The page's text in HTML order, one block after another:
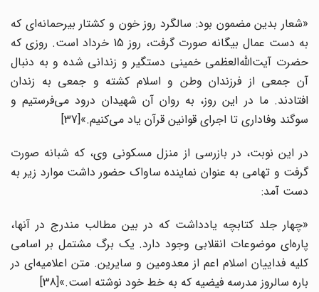
«شعار بدین مضمون بود: سالگرد روز خون و کشتار بیرحمانه‌ای که
به دست عمال بیگانه صورت گرفت، روز 15 خرداد است. روزی که
حضرت آیت‌الله‌العظمی خمینی دستگیر و زندانی شده و به دنبال
آن جمعی از فرزندان وطن و اسلام کشته و جمعی به زندان
افتادند. ما در این روز، به روان آن شهیدان درود می‌فرستیم و
سوگند وفاداری تا اجرای قوانین قرآن یاد می‌کنیم.»[37]
در این نوبت، در بازرسی از منزل مسکونی وی، که شبانه صورت
گرفت و تهامی به عنوان نماینده ساواک حضور داشت موارد زیر به
دست آمد:
«چهار جلد کتابچه یادداشت که در بین مطالب مندرج در آنها،
پاره‌ای موضوعات انقلابی وجود دارد. یک برگ مشتمل بر اسامی
کلیه فداییان اسلام اعم از معدومین و سایرین. متن اعلامیه‌‌ای در
باره سالروز مدرسه فیضیه که به خط خود نوشته است.»[38]